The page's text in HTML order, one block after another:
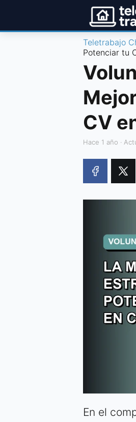
Teletrabajo
Potenciar tu
CV
hace 1 año ·
En el